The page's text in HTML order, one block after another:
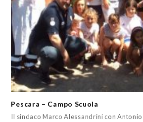
Pescara – Campo Scuola
Il sindaco Marco Alessandrini con